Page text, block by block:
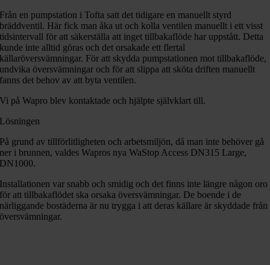
Från en pumpstation i Tofta satt det tidigare en manuellt styrd
bräddventil. Här fick man åka ut och kolla ventilen manuellt i ett visst
tidsintervall för att säkerställa att inget tillbakaflöde har uppstått. Detta
kunde inte alltid göras och det orsakade ett flertal
källaröversvämningar. För att skydda pumpstationen mot tillbakaflöde,
undvika översvämningar och för att slippa att sköta driften manuellt
fanns det behov av att byta ventilen.
Vi på Wapro blev kontaktade och hjälpte självklart till.
Lösningen
På grund av tillförlitligheten och arbetsmiljön, då man inte behöver gå
ner i brunnen, valdes Wapros nya WaStop Access DN315 Large,
DN1000.
Installationen var snabb och smidig och det finns inte längre någon oro
för att tillbakaflödet ska orsaka översvämningar. De boende i de
närliggande bostäderna är nu trygga i att deras källare är skyddade från
översvämningar.